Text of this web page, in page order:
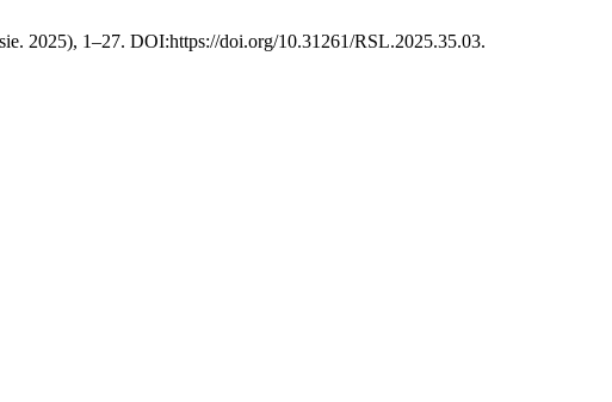
2025), 1–27. DOI:https://doi.org/10.31261/RSL.2025.35.03.